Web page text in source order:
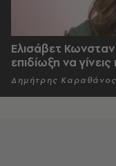
Ελισάβετ
επιδίωξη να
Δημήτρης Καραθάνος